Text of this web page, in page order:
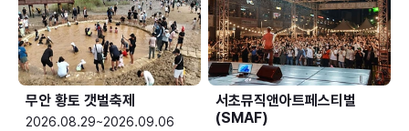
무안 황토 갯벌축제
2026.08.29~2026.09.06
서초뮤직앤아트페스티벌
(SMAF)